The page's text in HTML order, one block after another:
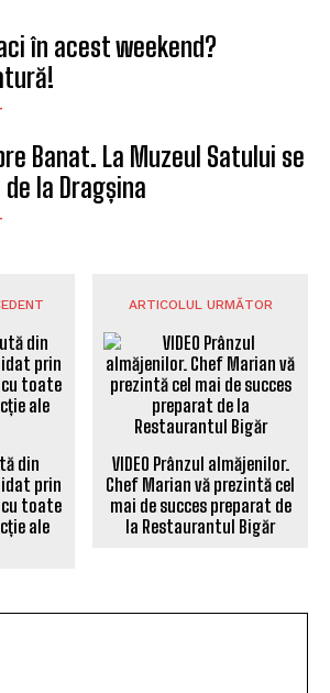
în acest weekend?
Banat. La Muzeul Satului se
la Dragșina
din
prin
cu toate
ale
ARTICOLUL URMĂTOR
VIDEO Prânzul almăjenilor.
Chef Marian vă prezintă cel
mai de succes preparat de
la Restaurantul Bigăr